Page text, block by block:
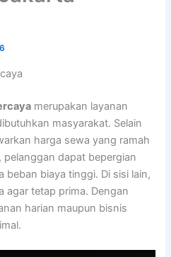
merupakan layanan
masyarakat. Selain
harga sewa yang ramah
dapat bepergian
beban biaya tinggi. Di sisi lain,
agar tetap prima. Dengan
harian maupun bisnis